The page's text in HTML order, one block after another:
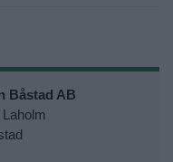
Båstad AB